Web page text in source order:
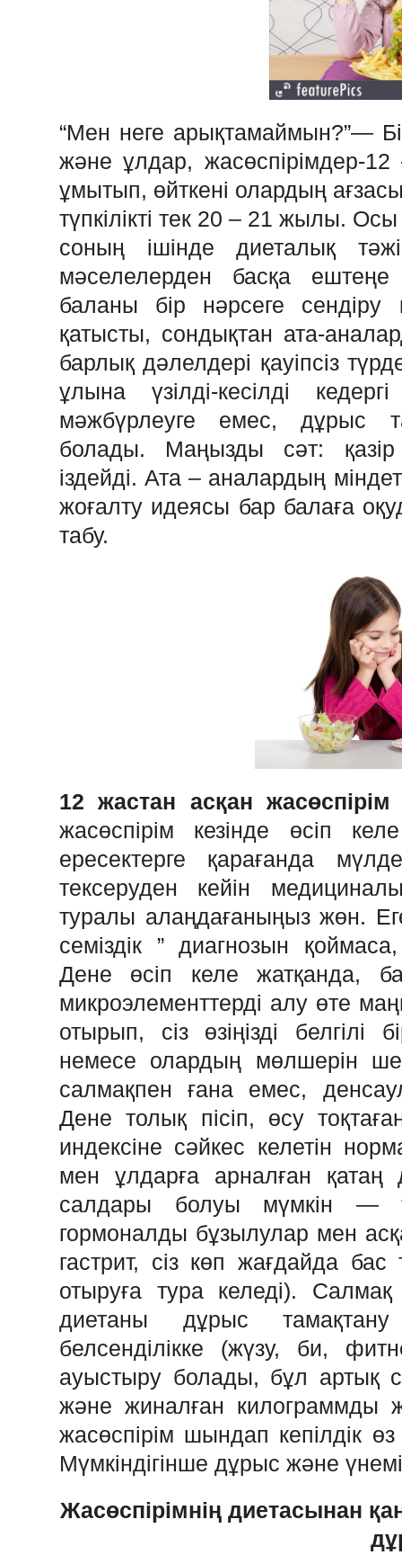
“Мен неге арықтамаймын?”—
және ұлдар, жасөспірімдер-
ұмытып, өйткені олардың
түпкілікті тек 20 – 21 жылы.
соның ішінде диеталық
мәселелерден басқа
баланы бір нәрсеге сендіру
қатысты, сондықтан ата-
барлық дәлелдері қауіпсіз
ұлына үзілді-кесілді
мәжбүрлеуге емес, дұрыс
болады. Маңызды сәт: қазір
іздейді. Ата – аналардың
жоғалту идеясы бар балаға
табу.
12 жастан асқан
жасөспірім кезінде өсіп
ересектерге қарағанда
тексеруден кейін
туралы алаңдағаныңыз жөн.
семіздік ” диагнозын
Дене өсіп келе жатқанда,
микроэлементтерді алу өте
отырып, сіз өзіңізді белгілі
немесе олардың мөлшерін
салмақпен ғана емес,
Дене толық пісіп, өсу
индексіне сәйкес келетін
мен ұлдарға арналған қатаң
салдары болуы мүмкін —
гормоналды бұзылулар мен
гастрит, сіз көп жағдайда бас
отыруға тура келеді).
диетаны дұрыс
белсенділікке (жүзу, би,
ауыстыру болады, бұл артық
және жиналған килограммды
жасөспірім шындап кепілдік
Мүмкіндігінше дұрыс және
Жасөспірімнің диетасынан